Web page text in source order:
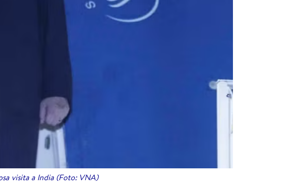
visita a India (Foto: VNA)